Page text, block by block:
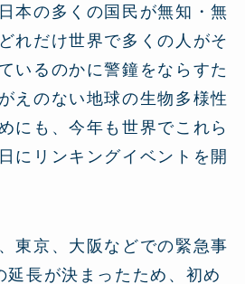
本の多くの国民が無知・無
れだけ世界で多くの人がそ
いるのかに警鐘をならすた
えのない地球の生物多様性
にも、今年も世界でこれら
にリンキングイベントを開
東京、大阪などでの緊急事
延長が決まったため、初め